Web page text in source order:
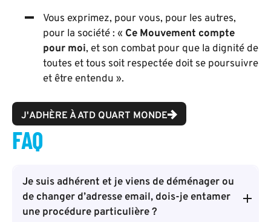
Vous exprimez, pour vous, pour les autres,
pour la société : « Ce Mouvement compte
pour moi, et son combat pour que la dignité de
toutes et tous soit respectée doit se poursuivre
et être entendu ».
J'ADHÈRE À ATD QUART MONDE
FAQ
Je suis adhérent et je viens de déménager ou
de changer d’adresse email, dois-je entamer
une procédure particulière ?